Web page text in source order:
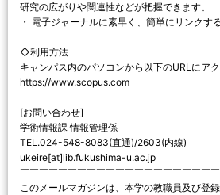
研究の広がりや関連性などが把握できます。
・ 電子ジャーナルに素早く、簡単にリンクす
◇利用方法
キャンパス内のパソコンから以下のURLにア
https://www.scopus.com
[お問い合わせ]
学術情報課 情報管理係
TEL.024-548-8083(直通)/2603(内線)
ukeire[at]lib.fukushima-u.ac.jp
￣￣￣￣￣￣￣￣￣￣￣￣￣￣￣￣￣￣￣￣
このメールマガジンは、本学の教職員及び登